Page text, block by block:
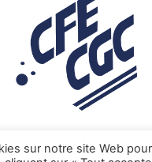
sur notre site Web